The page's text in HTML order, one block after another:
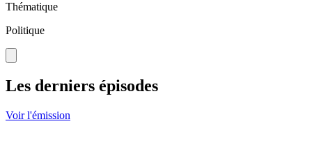
Thématique
Politique
Les derniers épisodes
Voir l'émission